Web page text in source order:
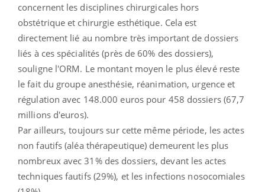
concernent les disciplines chirurgicales hors
obstétrique et chirurgie esthétique. Cela est
directement lié au nombre très important de dossiers
liés à ces spécialités (près de 60% des dossiers),
souligne l'ORM. Le montant moyen le plus élevé reste
le fait du groupe anesthésie, réanimation, urgence et
régulation avec 148.000 euros pour 458 dossiers (67,7
millions d'euros).
Par ailleurs, toujours sur cette même période, les actes
non fautifs (aléa thérapeutique) demeurent les plus
nombreux avec 31% des dossiers, devant les actes
techniques fautifs (29%), et les infections nosocomiales